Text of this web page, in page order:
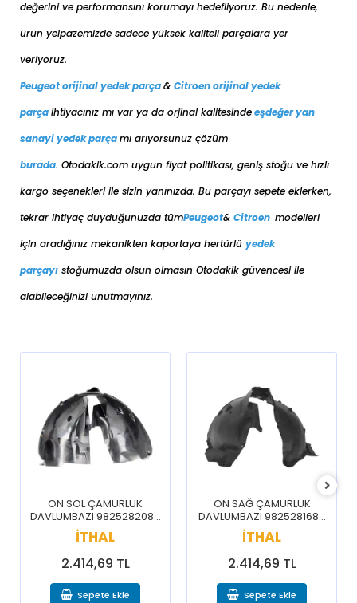
PEUGEOT
DİZEL
1.6 E-HDi
PEUGEOT
PEUGEOT
PARTNER 2008-2018 DİZEL
1.6 BlueHDi
PEUGEOT
PARTNER 2008-2018 DİZEL 1.6 HDi
değerini ve performansını korumayı hedefliyoruz. Bu nedenle,
ürün yelpazemizde sadece yüksek kaliteli parçalara yer
veriyoruz.
Peugeot orijinal yedek parça& Citroen orijinal yedek
parçaihtiyacınız mı var ya da orjinal kalitesindeeşdeğeryan
sanayi yedek parçamı arıyorsunuz çözüm
burada. Otodakik.com uygun fiyat politikası, geniş stoğu ve hızlı
kargo seçenekleri ile sizin yanınızda. Bu parçayı sepete eklerken,
tekrar ihtiyaç duyduğunuzda tümPeugeot& Citroen modelleri
için aradığınız mekanikten kaportaya hertürlü yedek
parçayı stoğumuzda olsun olmasın Otodakik güvencesi ile
alabileceğinizi unutmayınız.
ÖN SOL ÇAMURLUK
DAVLUMBAZI 9825282080
/ 3008 5008 16-20
İTHAL
2.414,69 TL
Sepete Ekle
ÖN SAĞ ÇAMURLUK
DAVLUMBAZI 9825281680
/ 3008 5008 16-20
İTHAL
2.414,69 TL
Sepete Ekle